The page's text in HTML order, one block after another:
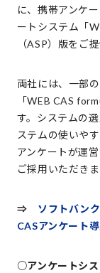
に、携帯アンケ
ートシステム「
（ASP）版をご
両社には、一部
「WEB CAS
す。システムの
ステムの使いや
アンケートが運
ご採用いただきま
⇒ ソフトバン
CASアンケート
○アンケートシ